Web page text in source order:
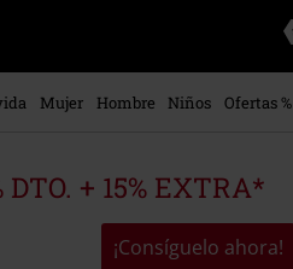
Mujer Hombre Niños Ofertas %
+ 15% EXTRA*
¡Consíguelo ahora!